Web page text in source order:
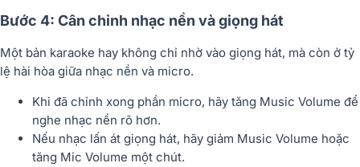
Bước 4: Cân chỉnh nhạc nền và giọng hát
Một bản karaoke hay không chỉ nhờ vào giọng hát, mà còn ở tỷ
lệ hài hòa giữa nhạc nền và micro.
Khi đã chỉnh xong phần micro, hãy tăng Music Volume để
nghe nhạc nền rõ hơn.
Nếu nhạc lấn át giọng hát, hãy giảm Music Volume hoặc
tăng Mic Volume một chút.